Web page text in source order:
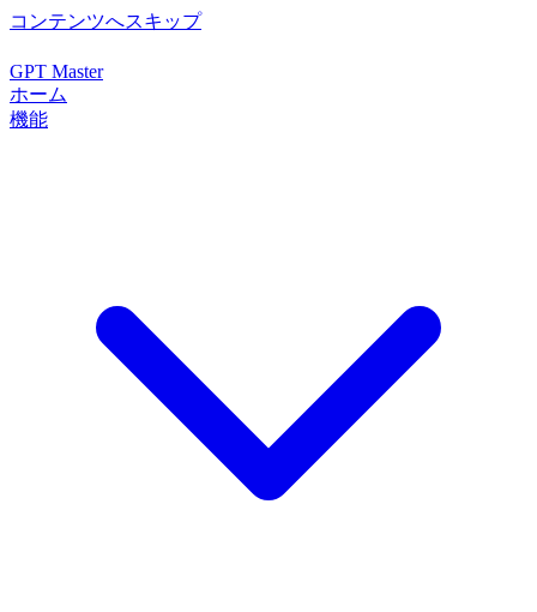
コンテンツへスキップ
GPT Master
ホーム
機能